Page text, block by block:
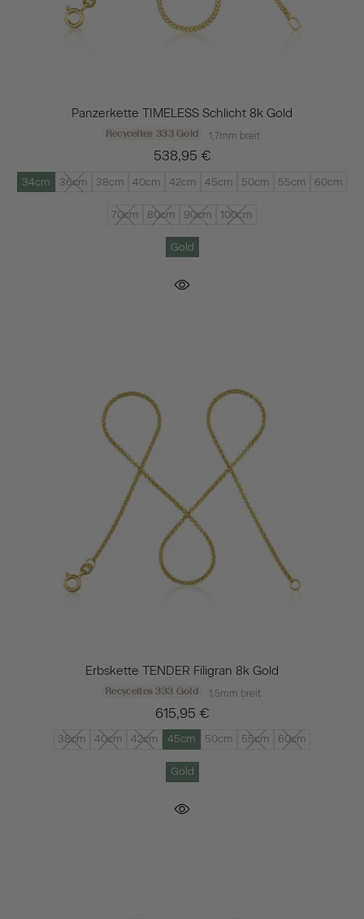
Panzerkette TIMELESS Schlicht 8k Gold
Recyceltes 333 Gold 1,7mm breit
538,95 €
34cm 36cm 38cm 40cm 42cm 45cm 50cm 55cm 60cm
70cm 80cm 90cm 100cm
Gold
Erbskette TENDER Filigran 8k Gold
Recyceltes 333 Gold 1,5mm breit
615,95 €
38cm 40cm 42cm 45cm 50cm 55cm 60cm
Gold